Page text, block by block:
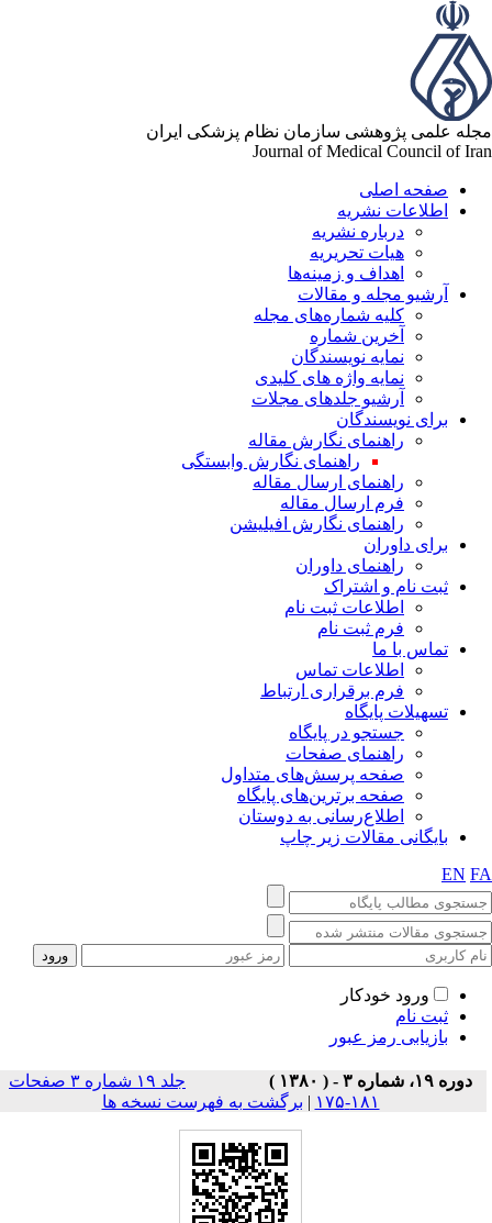
علمی پژوهشی سازمان نظام پزشکی ایران
Journal of Medical Council of
صفحه اصلی
اطلاعات نشریه
درباره نشریه
هیات تحریریه
اهداف و زمینه‌ها
آرشیو مجله و مقالات
کلیه شماره‌های مجله
آخرین شماره
نمایه نویسندگان
نمایه واژه های کلیدی
آرشیو جلدهای مجلات
برای نویسندگان
راهنمای نگارش مقاله
راهنمای نگارش وابستگی
راهنمای ارسال مقاله
فرم ارسال مقاله
راهنمای نگارش افیلیشن
برای داوران
راهنمای داوران
ثبت نام و اشتراک
اطلاعات ثبت نام
فرم ثبت نام
تماس با ما
اطلاعات تماس
فرم برقراری ارتباط
تسهیلات پایگاه
جستجو در پایگاه
راهنمای صفحات
صفحه پرسش‌های متداول
صفحه برترین‌های پایگاه
اطلاع‌رسانی به دوستان
بایگانی مقالات زیر چاپ
EN
ورود خودکار
ثبت نام
بازیابی رمز عبور
دوره ۱۹، شماره ۳ - ( ۱۳۸۰ )
جلد ۱۹ شماره ۳ صفحات
۱۸۱-۱۷۵
| برگشت به فهرست نسخه ها